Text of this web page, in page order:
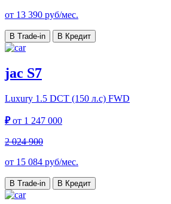
от 13 390 руб/мес.
В Trade-in В Кредит
jac S7
Luxury 1.5 DCT (150 л.с) FWD
₽от 1 247 000
2 024 900
от 15 084 руб/мес.
В Trade-in В Кредит